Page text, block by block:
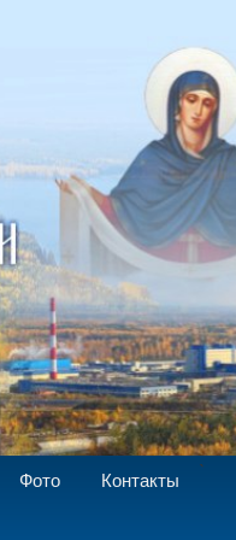
Фото
Контакты
`